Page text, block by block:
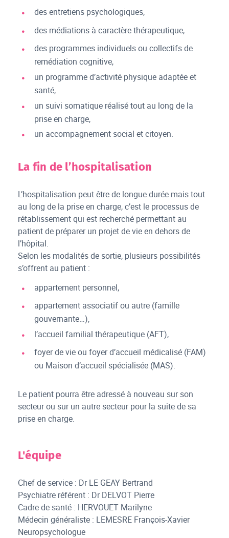
des entretiens psychologiques,
des médiations à caractère thérapeutique,
des programmes individuels ou collectifs de
remédiation cognitive,
un programme d’activité physique adaptée et
santé,
un suivi somatique réalisé tout au long de la
prise en charge,
un accompagnement social et citoyen.
La fin de l’hospitalisation
L’hospitalisation peut être de longue durée mais tout
au long de la prise en charge, c’est le processus de
rétablissement qui est recherché permettant au
patient de préparer un projet de vie en dehors de
l’hôpital.
Selon les modalités de sortie, plusieurs possibilités
s’offrent au patient :
appartement personnel,
appartement associatif ou autre (famille
gouvernante…),
l’accueil familial thérapeutique (AFT),
foyer de vie ou foyer d’accueil médicalisé (FAM)
ou Maison d’accueil spécialisée (MAS).
Le patient pourra être adressé à nouveau sur son
secteur ou sur un autre secteur pour la suite de sa
prise en charge.
L'équipe
Chef de service : Dr LE GEAY Bertrand
Psychiatre référent : Dr DELVOT Pierre
Cadre de santé : HERVOUET Marilyne
Médecin généraliste : LEMESRE François-Xavier
Neuropsychologue